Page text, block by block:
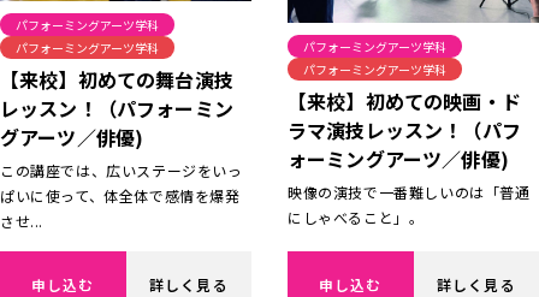
パフォーミングアーツ学科
パフォーミングアーツ学科
【来校】初めての舞台演技
レッスン！（パフォーミン
グアーツ／俳優)
この講座では、広いステージをいっ
ぱいに使って、体全体で感情を爆発
させ...
申し込む 詳しく見る
パフォーミングアーツ学科
パフォーミングアーツ学科
【来校】初めての映画・ド
ラマ演技レッスン！（パフ
ォーミングアーツ／俳優)
映像の演技で一番難しいのは「普通
にしゃべること」。
申し込む 詳しく見る